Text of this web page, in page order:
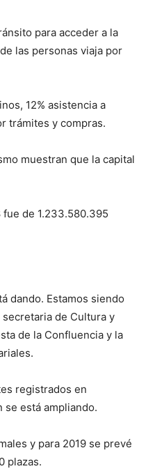
para acceder a la
las personas viaja por
12% asistencia a
trámites y compras.
muestran que la capital
de 1.233.580.395
dando. Estamos siendo
de Cultura y
de la Confluencia y la
registrados en
está ampliando.
y para 2019 se prevé
plazas.